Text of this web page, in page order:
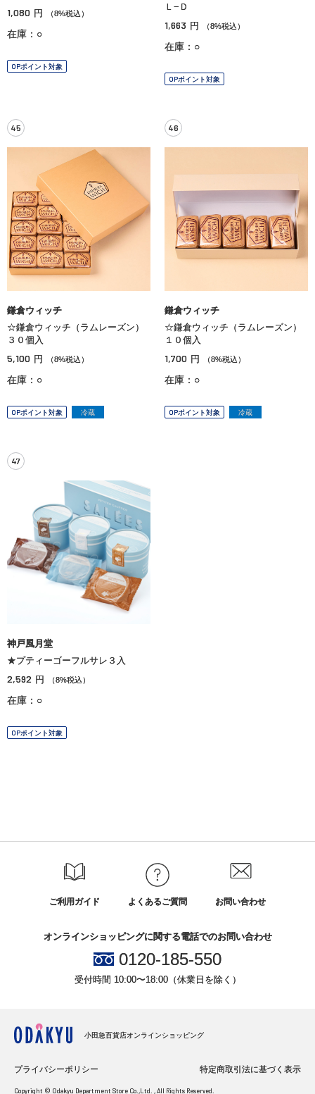
1,080 円 （8%税込）
在庫：○
OPポイント対象
Ｌ−Ｄ
1,663 円 （8%税込）
在庫：○
OPポイント対象
45
鎌倉ウィッチ
☆鎌倉ウィッチ（ラムレーズン）
３０個入
5,100 円 （8%税込）
在庫：○
OPポイント対象 冷蔵
46
鎌倉ウィッチ
☆鎌倉ウィッチ（ラムレーズン）
１０個入
1,700 円 （8%税込）
在庫：○
OPポイント対象 冷蔵
47
神戸風月堂
★プティーゴーフルサレ３入
2,592 円 （8%税込）
在庫：○
OPポイント対象
ご利用ガイド よくあるご質問 お問い合わせ
オンラインショッピングに関する電話でのお問い合わせ
0120-185-550
受付時間 10:00〜18:00（休業日を除く）
小田急百貨店オンラインショッピング
プライバシーポリシー 特定商取引法に基づく表示
Copyright © Odakyu Department Store Co.,Ltd. , All Rights Reserved.